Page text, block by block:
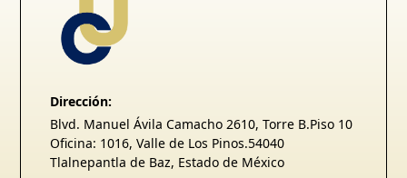
Dirección:
Blvd. Manuel Ávila Camacho 2610, Torre B.Piso 10
Oficina: 1016, Valle de Los Pinos.54040
Tlalnepantla de Baz, Estado de México